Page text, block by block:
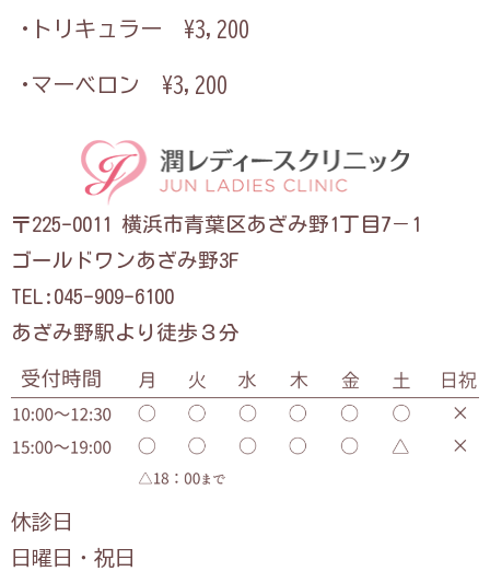
·トリキュラー ¥3,200
·マーベロン ¥3,200
〒225-0011 横浜市青葉区あざみ野1丁目7－1
ゴールドワンあざみ野3F
TEL:045-909-6100
あざみ野駅より徒歩３分
休診日
日曜日・祝日